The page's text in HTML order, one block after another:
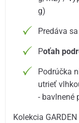
g)
Predáva
Poťah
Podrúčka
utrieť
- bavlnené
Kolekcia